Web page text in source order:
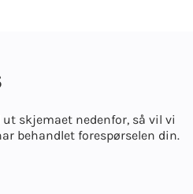
ut skjemaet nedenfor, så vil vi
behandlet forespørselen din.